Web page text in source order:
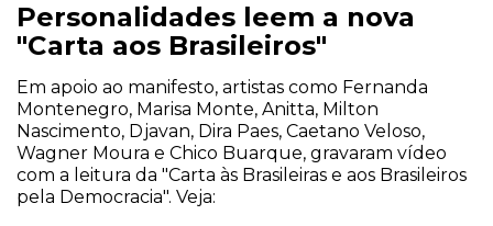
Personalidades leem a nova
"Carta aos Brasileiros"
Em apoio ao manifesto, artistas como Fernanda
Montenegro, Marisa Monte, Anitta, Milton
Nascimento, Djavan, Dira Paes, Caetano Veloso,
Wagner Moura e Chico Buarque, gravaram vídeo
com a leitura da "Carta às Brasileiras e aos Brasileiros
pela Democracia". Veja: